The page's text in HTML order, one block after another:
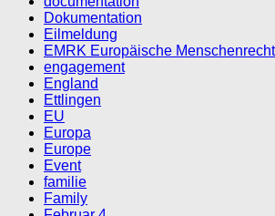
Dokumentation
Eilmeldung
EMRK Europäische
engagement
England
Ettlingen
EU
Europa
Europe
Event
familie
Family